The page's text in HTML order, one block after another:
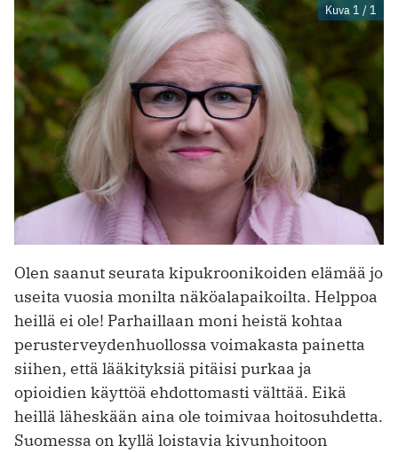
Kuva 1 / 1
Olen saanut seurata kipukroonikoiden elämää jo
useita vuosia monilta näköalapaikoilta. Helppoa
heillä ei ole! Parhaillaan moni heistä kohtaa
perusterveydenhuollossa voimakasta painetta
siihen, että lääkityksiä pitäisi purkaa ja
opioidien käyttöä ehdottomasti välttää. Eikä
heillä läheskään aina ole toimivaa hoitosuhdetta.
Suomessa on kyllä loistavia kivunhoitoon